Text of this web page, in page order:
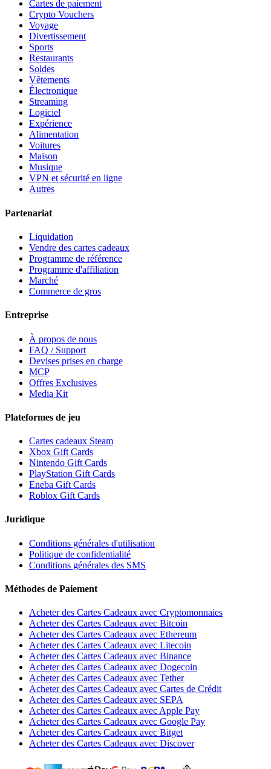
Cartes de paiement
Crypto Vouchers
Voyage
Divertissement
Sports
Restaurants
Soldes
Vêtements
Électronique
Streaming
Logiciel
Expérience
Alimentation
Voitures
Maison
Musique
VPN et sécurité en ligne
Autres
Partenariat
Liquidation
Vendre des cartes cadeaux
Programme de référence
Programme d'affiliation
Marché
Commerce de gros
Entreprise
À propos de nous
FAQ / Support
Devises prises en charge
MCP
Offres Exclusives
Media Kit
Plateformes de jeu
Cartes cadeaux Steam
Xbox Gift Cards
Nintendo Gift Cards
PlayStation Gift Cards
Eneba Gift Cards
Roblox Gift Cards
Juridique
Conditions générales d'utilisation
Politique de confidentialité
Conditions générales des SMS
Méthodes de Paiement
Acheter des Cartes Cadeaux avec Cryptomonnaies
Acheter des Cartes Cadeaux avec Bitcoin
Acheter des Cartes Cadeaux avec Ethereum
Acheter des Cartes Cadeaux avec Litecoin
Acheter des Cartes Cadeaux avec Binance
Acheter des Cartes Cadeaux avec Dogecoin
Acheter des Cartes Cadeaux avec Tether
Acheter des Cartes Cadeaux avec Cartes de Crédit
Acheter des Cartes Cadeaux avec SEPA
Acheter des Cartes Cadeaux avec Apple Pay
Acheter des Cartes Cadeaux avec Google Pay
Acheter des Cartes Cadeaux avec Bitget
Acheter des Cartes Cadeaux avec Discover